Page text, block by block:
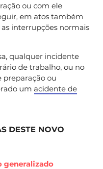
ou com ele
em atos também
interrupções normais
qualquer incidente
de trabalho, ou no
preparação ou
um acidente de
DESTE NOVO
generalizado